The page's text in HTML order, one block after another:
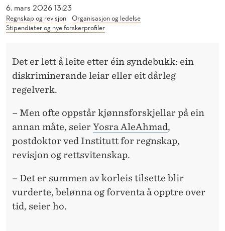
E
K
6. mars 2026 13:23
Regnskap og revisjon
Organisasjon og ledelse
Stipendiater og nye forskerprofiler
Det er lett å leite etter éin syndebukk: ein
diskriminerande leiar eller eit dårleg
regelverk.
– Men ofte oppstår kjønnsforskjellar på ein
annan måte, seier Yosra AleAhmad,
postdoktor ved Institutt for regnskap,
revisjon og rettsvitenskap.
– Det er summen av korleis tilsette blir
vurderte, belønna og forventa å opptre over
tid, seier ho.